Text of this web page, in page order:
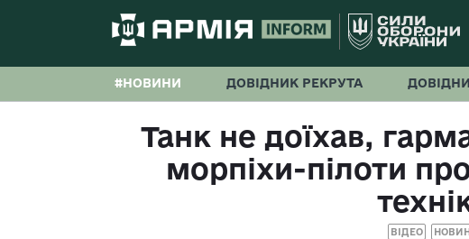
#НОВИНИ ДОВІДНИК РЕКРУТА
Танк не доїхав,
морпіхи-пілоти
ВІДЕО